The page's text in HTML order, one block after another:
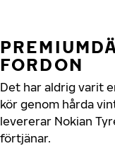
FORDON
Det har aldrig varit
kör genom hårda
levererar Nokian
förtjänar.